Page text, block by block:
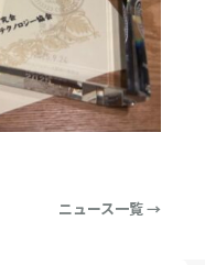
ニュース一覧 →